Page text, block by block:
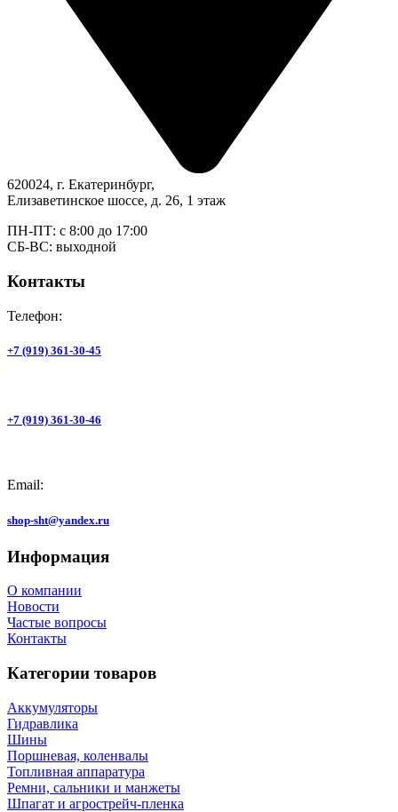
620024, г. Екатеринбург,
Елизаветинское шоссе, д. 26, 1 этаж
ПН-ПТ: с 8:00 до 17:00
СБ-ВС: выходной
Контакты
Телефон:
+7 (919) 361-30-45
+7 (919) 361-30-46
Email:
shop-sht@yandex.ru
Информация
О компании
Новости
Частые вопросы
Контакты
Категории товаров
Аккумуляторы
Гидравлика
Шины
Поршневая, коленвалы
Топливная аппаратура
Ремни, сальники и манжеты
Шпагат и агрострейч-пленка